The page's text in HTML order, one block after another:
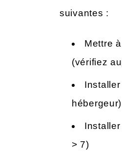
suivantes :
Mettre
(vérifiez
hébergeur)
> 7)